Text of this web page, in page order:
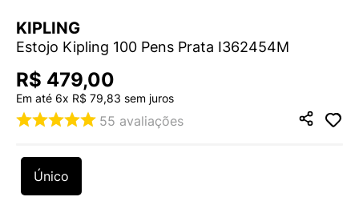
KIPLING
Estojo Kipling 100 Pens Prata I362454M
R$ 479,00
Em até 6x R$ 79,83 sem juros
55 avaliações
Único
º
NEW 9060
5 º
ADIDAS
6º
SAMBA
7º
MELISSA SLIDE
º
NEW 530
10º VEJA COUNTRY